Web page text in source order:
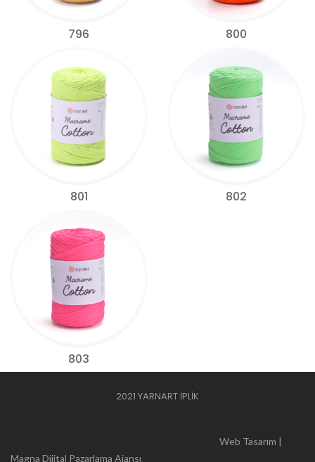
796 800
801 802
803
2021 YARNART İPLİK
Web Tasarım |
Magna Dijital Pazarlama Ajansı